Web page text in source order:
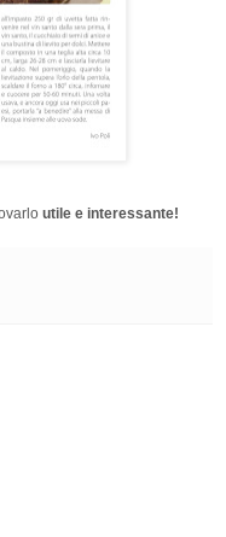
utile e interessante!